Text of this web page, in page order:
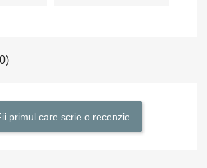
primul care scrie o recenzie